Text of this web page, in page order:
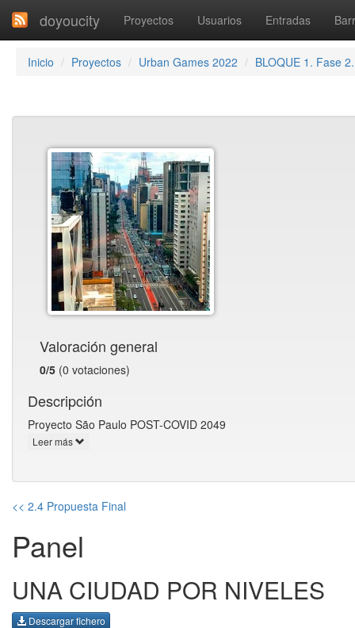
doyoucity Proyectos Usuarios Entradas
Inicio Proyectos Urban Games 2022 BLOQUE 1. Fase
Valoración general
0/5 (0 votaciones)
Descripción
Proyecto São Paulo POST-COVID 2049
Leer más
<< 2.4 Propuesta Final
Panel
UNA CIUDAD POR NIVELES
Descargar fichero